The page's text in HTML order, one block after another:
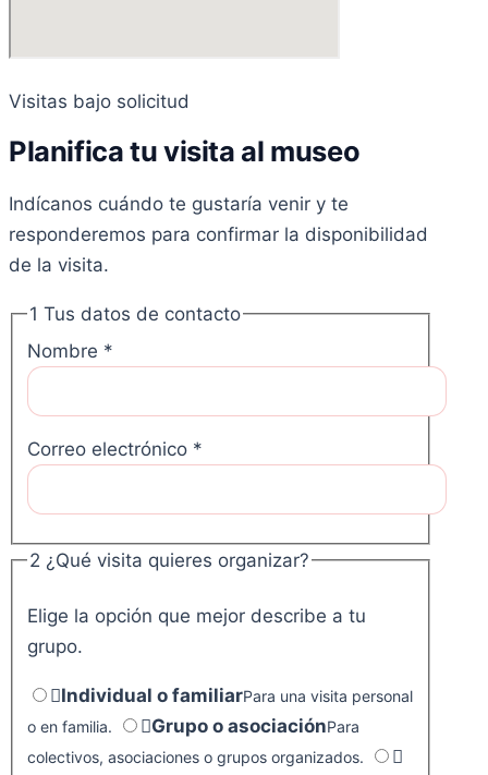
Visitas bajo solicitud
Planifica tu visita al museo
Indícanos cuándo te gustaría venir y te
responderemos para confirmar la disponibilidad
de la visita.
1 Tus datos de contacto
Nombre *
Correo electrónico *
2 ¿Qué visita quieres organizar?
Elige la opción que mejor describe a tu
grupo.
Individual o familiarPara una visita personal
o en familia.
Grupo o asociaciónPara
colectivos, asociaciones o grupos organizados.